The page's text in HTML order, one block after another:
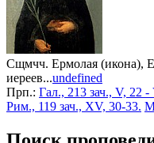
Сщмчч. Ермолая (икона),
иереев...undefined
Прп.: Гал., 213 зач., V, 22 -
Рим., 119 зач., XV, 30-33.